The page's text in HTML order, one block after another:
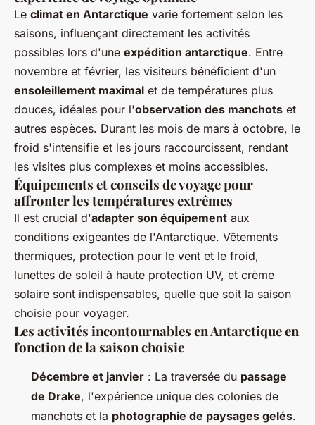
Le climat en Antarctique varie fortement selon les
saisons, influençant directement les activités
possibles lors d'une expédition antarctique. Entre
novembre et février, les visiteurs bénéficient d'un
ensoleillement maximal et de températures plus
douces, idéales pour l'observation des manchots et
autres espèces. Durant les mois de mars à octobre, le
froid s'intensifie et les jours raccourcissent, rendant
les visites plus complexes et moins accessibles.
Équipements et conseils de voyage pour
affronter les températures extrêmes
Il est crucial d'adapter son équipement aux
conditions exigeantes de l'Antarctique. Vêtements
thermiques, protection pour le vent et le froid,
lunettes de soleil à haute protection UV, et crème
solaire sont indispensables, quelle que soit la saison
choisie pour voyager.
Les activités incontournables en Antarctique en
fonction de la saison choisie
Décembre et janvier : La traversée du passage
de Drake, l'expérience unique des colonies de
manchots et la photographie de paysages gelés.